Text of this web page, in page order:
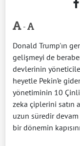
-
Donald Trump'ın
gelişmeyi de
devlerinin
heyetle Pekin’e
yönetiminin 10 Çinli
zeka çiplerini satın
uzun süredir
bir dönemin